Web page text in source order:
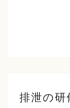
排泄の